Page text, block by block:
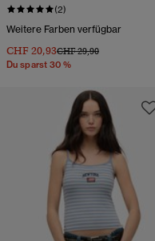
(2)
Weitere Farben verfügbar
CHF 20,93Preis wurde reduziert von
CHF 29,90bis
Du sparst 30 %